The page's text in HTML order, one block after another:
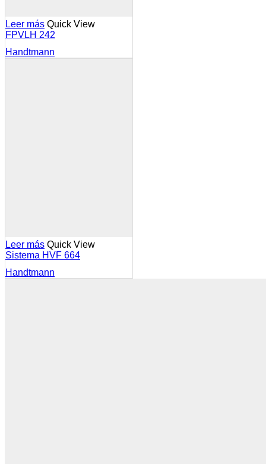
Leer más Quick View
FPVLH 242
Handtmann
Leer más Quick View
Sistema HVF 664
Handtmann